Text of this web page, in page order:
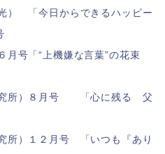
） 「今日からできるハッピー
月号「“上機嫌な言葉”の花束
究所）８月号 「心に残る 父
所）１２月号 「いつも『あり